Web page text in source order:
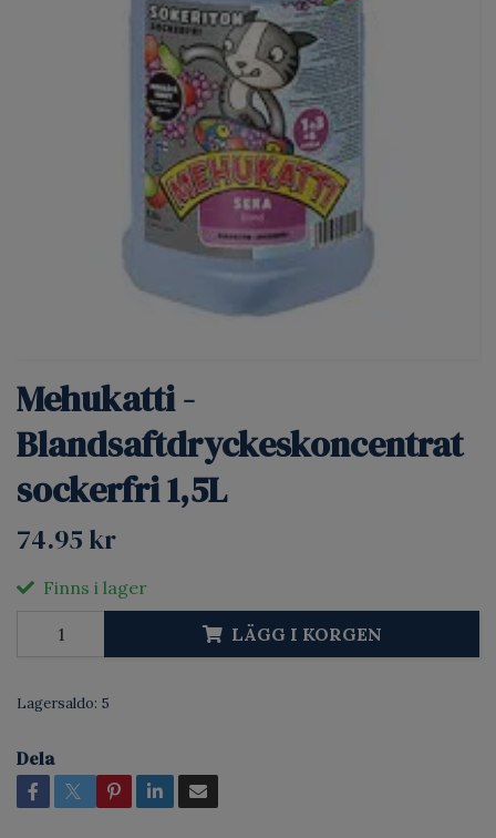
Mehukatti -
Blandsaftdryckeskoncentrat
sockerfri 1,5L
74.95 kr
Finns i lager
LÄGG I KORGEN
Lagersaldo: 5
Dela